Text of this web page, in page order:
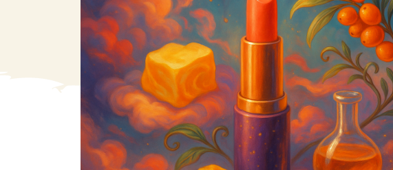
VAISELLE
Liquide Vaiselle
Entretien Lave
Autre
> Voir tout